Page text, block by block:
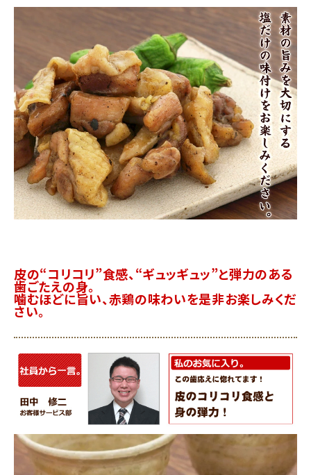
皮の“コリコリ”食感、“ギュッギュッ”と弾力のある
歯ごたえの身。
噛むほどに旨い、赤鶏の味わいを是非お楽しみくだ
さい。